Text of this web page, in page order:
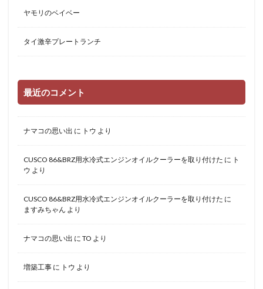
ヤモリのベイベー
タイ激辛プレートランチ
最近のコメント
ナマコの思い出 に トウ より
CUSCO 86&BRZ用水冷式エンジンオイルクーラーを取り付けた に ト
ウ より
CUSCO 86&BRZ用水冷式エンジンオイルクーラーを取り付けた に
ますみちゃん より
ナマコの思い出 に TO より
増築工事 に トウ より